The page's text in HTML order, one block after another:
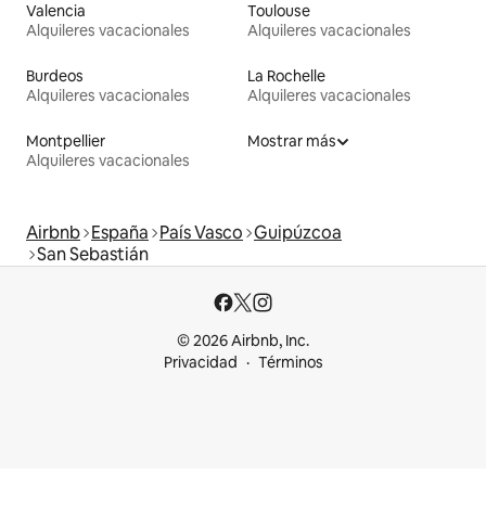
Valencia
Alquileres vacacionales
Toulouse
Alquileres vacacionales
Burdeos
Alquileres vacacionales
La Rochelle
Alquileres vacacionales
Montpellier
Alquileres vacacionales
Mostrar más
Airbnb España País Vasco Guipúzcoa
San Sebastián
© 2026 Airbnb, Inc.
Privacidad
Términos